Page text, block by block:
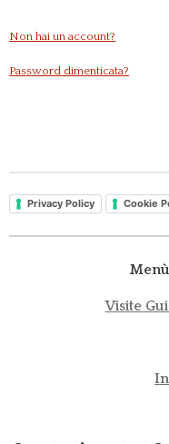
Non hai un account?
Password dimenticata?
Privacy Policy Cookie
Visite